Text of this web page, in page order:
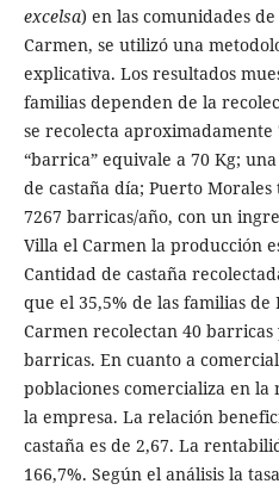
excelsa) en las comunidades
Carmen, se utilizó una
explicativa. Los resultados
familias dependen de la
se recolecta
“barrica” equivale a 70 Kg;
de castaña día; Puerto
7267 barricas/año, con un
Villa el Carmen la producción
Cantidad de castaña
que el 35,5% de las familias
Carmen recolectan 40 barricas
barricas. En cuanto a
poblaciones comercializa en la
la empresa. La relación
castaña es de 2,67. La
166,7%. Según el análisis la